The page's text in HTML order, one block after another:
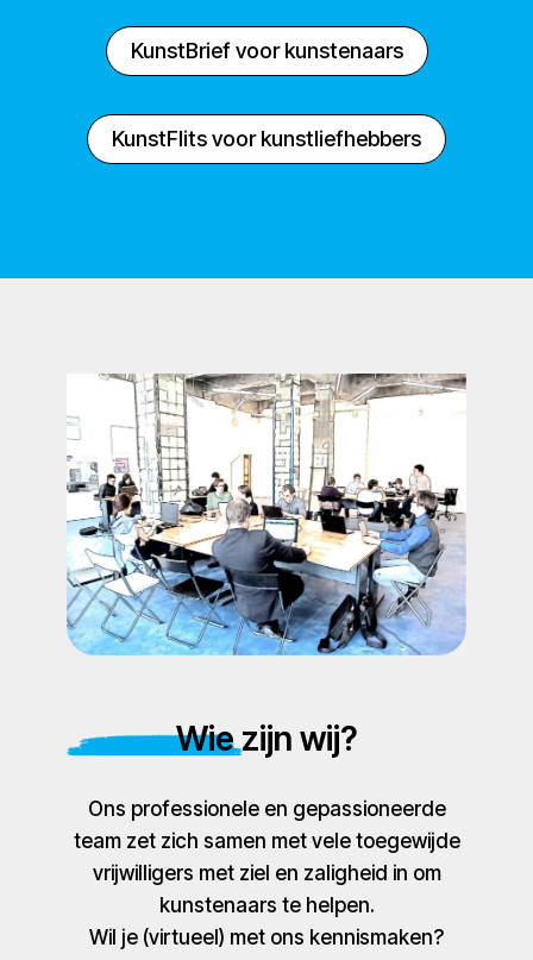
KunstBrief voor kunstenaars
KunstFlits voor kunstliefhebbers
Wie zijn wij?
Ons professionele en gepassioneerde
team zet zich samen met vele toegewijde
vrijwilligers met ziel en zaligheid in om
kunstenaars te helpen.
Wil je (virtueel) met ons kennismaken?